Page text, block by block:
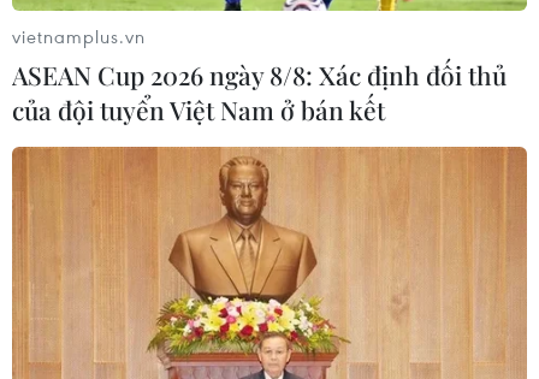
Theo dõi VietnamPlus
TIN CÙNG CHUYÊN MỤC
Cộng hòa Dân chủ Congo ghi nhận
hơn 300 trẻ em tử vong do Ebola
08/08/2026 15:21
vietnamplus.vn
ASEAN Cup 2026 ngày 8/8: Xác định đối thủ
của đội tuyển Việt Nam ở bán kết